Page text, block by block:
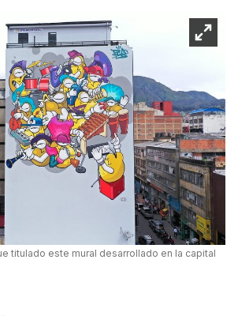
titulado este mural desarrollado en la capital